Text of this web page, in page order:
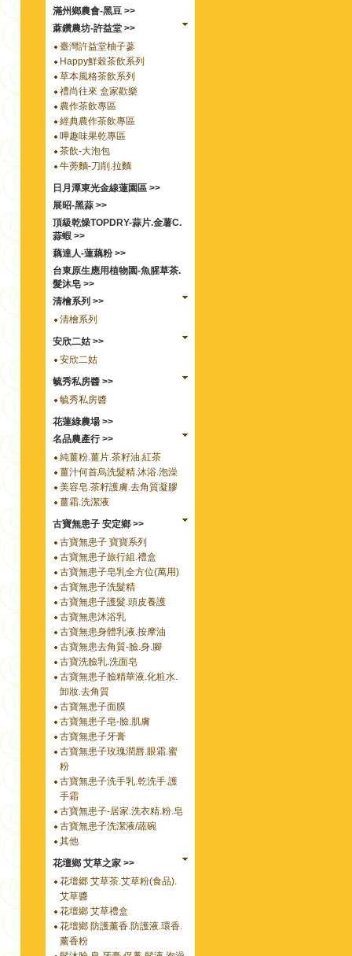
滿州鄉農會-黑豆 >>
蔴鑽農坊-許益堂 >>
臺灣許益堂柚子蔘
Happy鮮榖茶飲系列
草本風格茶飲系列
禮尚往來 盒家歡樂
農作茶飲專區
經典農作茶飲專區
呷趣味果乾專區
茶飲-大泡包
牛蒡麵-刀削.拉麵
日月潭東光金線蓮園區 >>
展昭-黑蒜 >>
頂級乾燥TOPDRY-蒜片.金薯C.
蒜蝦 >>
藕達人-蓮藕粉 >>
台東原生應用植物園-魚腥草茶.
髮沐皂 >>
清檜系列 >>
清檜系列
安欣二姑 >>
安欣二姑
毓秀私房醬 >>
毓秀私房醬
花蓮綠農場 >>
名品農產行 >>
純薑粉.薑片.茶籽油.紅茶
薑汁何首烏洗髮精.沐浴.泡澡
美容皂.茶籽護膚.去角質凝膠
薑霜.洗潔液
古寶無患子 安定鄉 >>
古寶無患子 寶寶系列
古寶無患子旅行組.禮盒
古寶無患子皂乳全方位(萬用)
古寶無患子洗髮精
古寶無患子護髮.頭皮養護
古寶無患沐浴乳
古寶無患身體乳液.按摩油
古寶無患去角質-臉.身.腳
古寶洗臉乳.洗面皂
古寶無患子臉精華液.化粧水.
卸妝.去角質
古寶無患子面膜
古寶無患子皂-臉.肌膚
古寶無患子牙膏
古寶無患子玫瑰潤唇.眼霜.蜜
粉
古寶無患子洗手乳.乾洗手.護
手霜
古寶無患子-居家.洗衣精.粉.皂
古寶無患子洗潔液/蔬碗
其他
花壇鄉 艾草之家 >>
花壇郷 艾草茶.艾草粉(食品).
艾草醬
花壇鄉 艾草禮盒
花壇鄉 防護薰香.防護液.環香.
薰香粉